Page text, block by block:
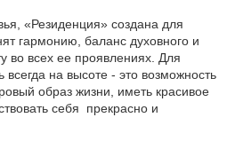
«Резиденция» создана для
гармонию, баланс духовного и
во всех ее проявлениях. Для
на высоте - это возможность
образ жизни, иметь красивое
себя прекрасно и